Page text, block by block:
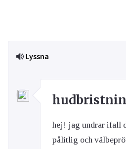
Lyssna
hej! jag undrar ifall
pålitlig och